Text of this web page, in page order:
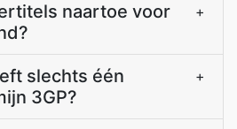
naartoe voor
+
slechts één
3GP?
+